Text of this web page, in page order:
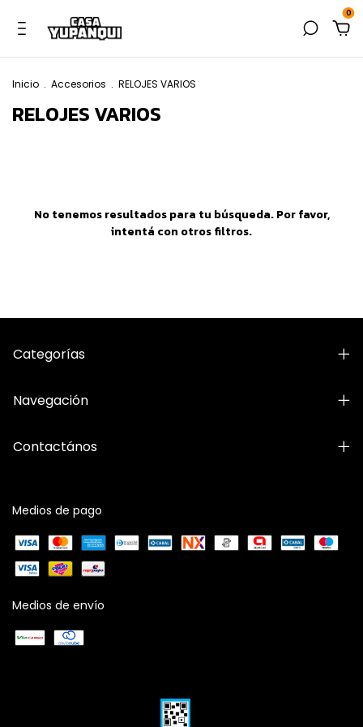
0
Inicio . Accesorios . RELOJES VARIOS
RELOJES VARIOS
No tenemos resultados para tu búsqueda. Por favor,
intentá con otros filtros.
Categorías
Navegación
Contactános
Medios de pago
Medios de envío